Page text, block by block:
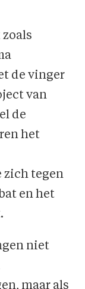
zoals
de vinger
van
de
het
zich tegen
en het
niet
maar als